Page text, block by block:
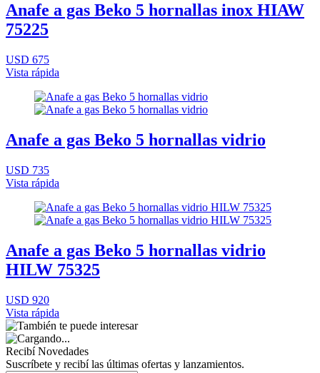
Anafe a gas Beko 5 hornallas inox HIAW
75225
USD 675
Vista rápida
Anafe a gas Beko 5 hornallas vidrio
USD 735
Vista rápida
Anafe a gas Beko 5 hornallas vidrio
HILW 75325
USD 920
Vista rápida
Recibí Novedades
Suscríbete y recibí las últimas ofertas y lanzamientos.